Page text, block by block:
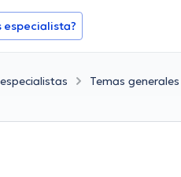
especialista?
Temas generales